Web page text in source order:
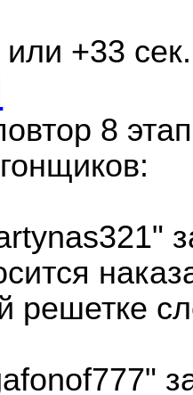
+33
8
решетке